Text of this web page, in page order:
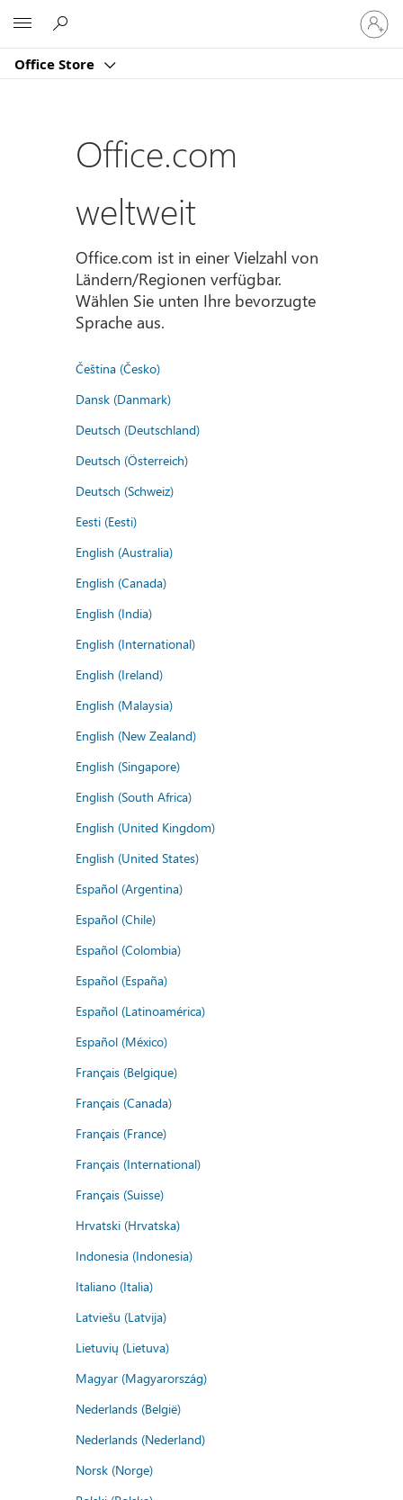
Office Store
Bei
Ihrem
Konto
Office.com
weltweit
Office.com ist in einer Vielzahl von
Ländern/Regionen verfügbar.
Wählen Sie unten Ihre bevorzugte
Sprache aus.
Čeština (Česko)
Dansk (Danmark)
Deutsch (Deutschland)
Deutsch (Österreich)
Deutsch (Schweiz)
Eesti (Eesti)
English (Australia)
English (Canada)
English (India)
English (International)
English (Ireland)
English (Malaysia)
English (New Zealand)
English (Singapore)
English (South Africa)
English (United Kingdom)
English (United States)
Español (Argentina)
Español (Chile)
Español (Colombia)
Español (España)
Español (Latinoamérica)
Español (México)
Français (Belgique)
Français (Canada)
Français (France)
Français (International)
Français (Suisse)
Hrvatski (Hrvatska)
Indonesia (Indonesia)
Italiano (Italia)
Latviešu (Latvija)
Lietuvių (Lietuva)
Magyar (Magyarország)
Nederlands (België)
Nederlands (Nederland)
Norsk (Norge)